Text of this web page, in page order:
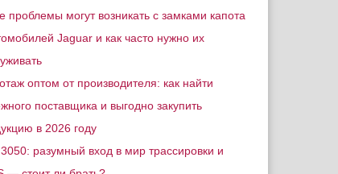
проблемы могут возникать с замками капота
Jaguar и как часто нужно их
оптом от производителя: как найти
поставщика и выгодно закупить
в 2026 году
разумный вход в мир трассировки и